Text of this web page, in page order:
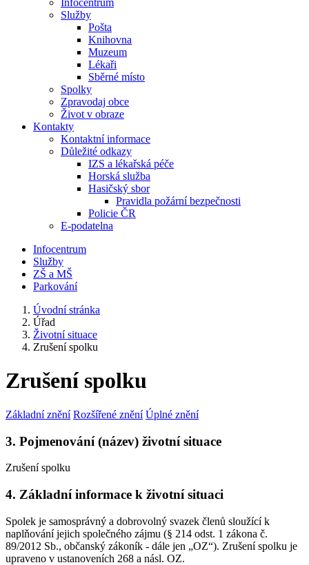
Infocentrum
Služby
Pošta
Knihovna
Muzeum
Lékaři
Sběrné místo
Spolky
Zpravodaj obce
Život v obraze
Kontakty
Kontaktní informace
Důležité odkazy
IZS a lékařská péče
Horská služba
Hasičský sbor
Pravidla požární bezpečnosti
Policie ČR
E-podatelna
Infocentrum
Služby
ZŠ a MŠ
Parkování
Úvodní stránka
Úřad
Životní situace
Zrušení spolku
Zrušení spolku
Základní znění Rozšířené znění Úplné znění
3. Pojmenování (název) životní situace
Zrušení spolku
4. Základní informace k životní situaci
Spolek je samosprávný a dobrovolný svazek členů sloužící k
naplňování jejich společného zájmu (§ 214 odst. 1 zákona č.
89/2012 Sb., občanský zákoník - dále jen „OZ“). Zrušení spolku je
upraveno v ustanoveních 268 a násl. OZ.